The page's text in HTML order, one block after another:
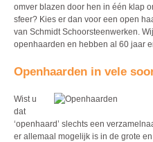
omver blazen door hen in één klap
sfeer? Kies er dan voor een open
van Schmidt Schoorsteenwerken.
openhaarden en hebben al 60 jaar
Openhaarden in vele
Wist u
dat
‘openhaard’ slechts een
er allemaal mogelijk is in de grote